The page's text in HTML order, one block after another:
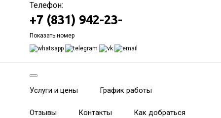
Телефон:
+7 (831) 942-23-
Показать номер
Услуги и цены График работы
Отзывы Контакты Как добраться